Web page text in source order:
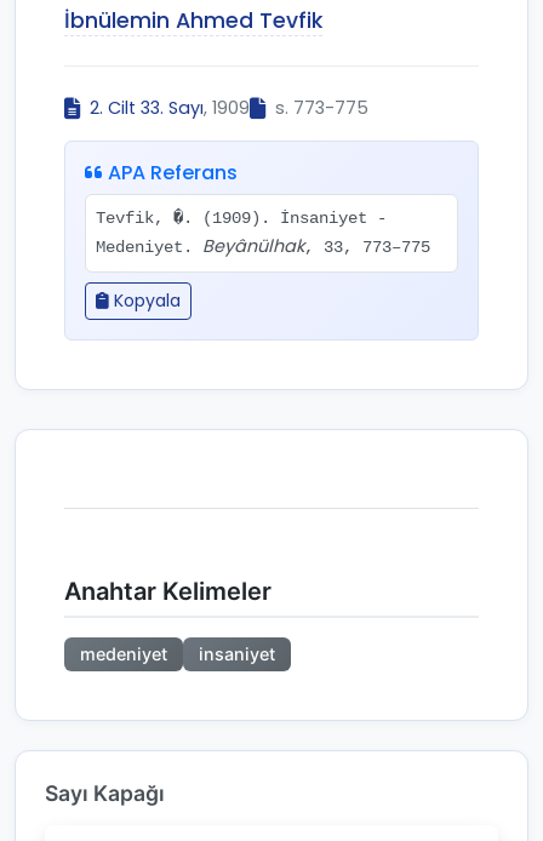
İbnülemin Ahmed Tevfik
2. Cilt 33. Sayı, 1909 s. 773-775
APA Referans
Tevfik, �. (1909). İnsaniyet -
Medeniyet. Beyânülhak, 33, 773–775
Kopyala
Anahtar Kelimeler
medeniyet insaniyet
Sayı Kapağı